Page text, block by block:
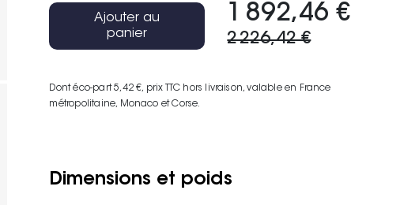
1 892,46 €
2 226,42 €
Dont éco-part 5,42 €, prix TTC hors livraison, valable en France
métropolitaine, Monaco et Corse.
Ajouter au
panier
Dimensions et poids